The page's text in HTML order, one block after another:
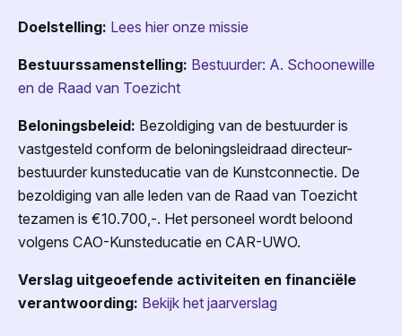
Doelstelling: Lees hier onze missie
Bestuurssamenstelling: Bestuurder: A. Schoonewille
en de Raad van Toezicht
Beloningsbeleid: Bezoldiging van de bestuurder is
vastgesteld conform de beloningsleidraad directeur-
bestuurder kunsteducatie van de Kunstconnectie. De
bezoldiging van alle leden van de Raad van Toezicht
tezamen is €10.700,-. Het personeel wordt beloond
volgens CAO-Kunsteducatie en CAR-UWO.
Verslag uitgeoefende activiteiten en financiële
verantwoording: Bekijk het jaarverslag